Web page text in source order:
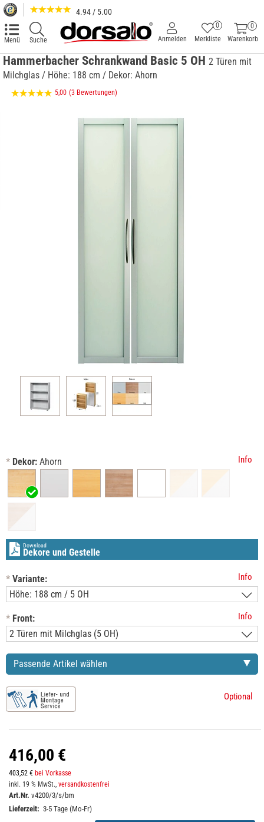
4.94 / 5.00
Menü Suche
0
Warenkorb
Merkliste
0
Anmelden
Hammerbacher Schrankwand Basic 5 OH 2 Türen mit
Milchglas / Höhe: 188 cm / Dekor: Ahorn
5,00 (3 Bewertungen)
* Dekor: Ahorn Info
Download
Dekore und Gestelle
* Variante: Info
* Front: Info
Passende Artikel wählen
Optional
416,00 €
403,52 € bei Vorkasse
inkl. 19 % MwSt., versandkostenfrei
Art.Nr. v4200/3/s/bm
Lieferzeit: 3-5 Tage (Mo-Fr)